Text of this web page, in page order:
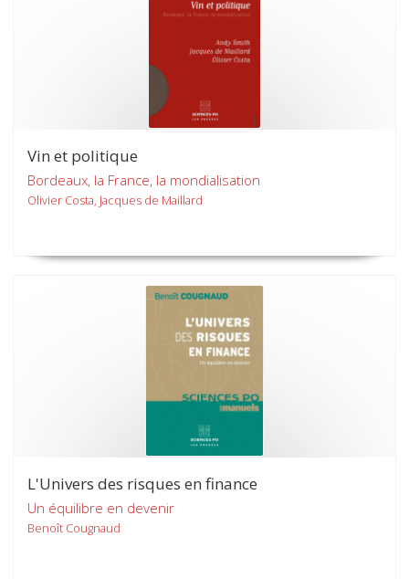
Vin et politique
Bordeaux, la France, la mondialisation
Olivier Costa, Jacques de Maillard
L'Univers des risques en finance
Un équilibre en devenir
Benoît Cougnaud